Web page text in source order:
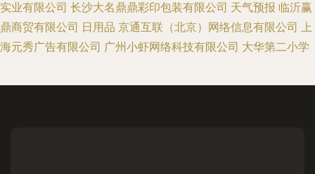
实业有限公司 长沙大名鼎鼎彩印包装有限公司 天气预报 临沂赢
鼎商贸有限公司 日用品 京通互联（北京）网络信息有限公司 上
海元秀广告有限公司 广州小虾网络科技有限公司 大华第二小学